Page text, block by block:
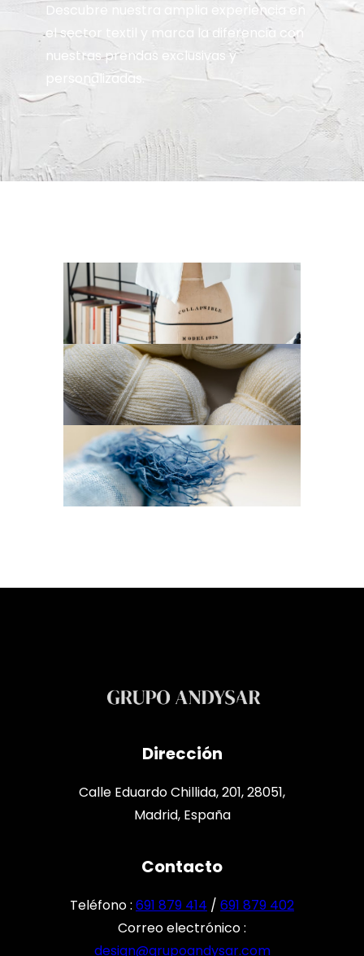
Descubre nuestra amplia experiencia en
el sector textil y marca la diferencia con
nuestras prendas exclusivas y
personalizadas.
Dirección
Calle Eduardo Chillida, 201, 28051,
Madrid, España
Contacto
Teléfono : 691 879 414 / 691 879 402
Correo electrónico :
design@grupoandysar.com